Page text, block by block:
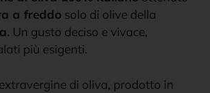
a freddo solo di olive della
. Un gusto deciso e vivace,
più esigenti.
di oliva, prodotto in